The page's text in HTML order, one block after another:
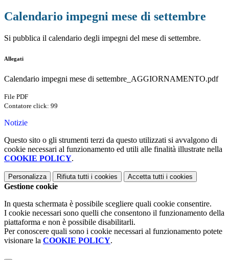
Calendario impegni mese di settembre
Si pubblica il calendario degli impegni del mese di settembre.
Allegati
Calendario impegni mese di settembre_AGGIORNAMENTO.pdf
File PDF
Contatore click: 99
Notizie
Questo sito o gli strumenti terzi da questo utilizzati si avvalgono di
cookie necessari al funzionamento ed utili alle finalità illustrate nella
COOKIE POLICY.
Personalizza Rifiuta tutti i cookies Accetta tutti i cookies
Gestione cookie
In questa schermata è possibile scegliere quali cookie consentire.
I cookie necessari sono quelli che consentono il funzionamento della
piattaforma e non è possibile disabilitarli.
Per conoscere quali sono i cookie necessari al funzionamento potete
visionare la COOKIE POLICY.